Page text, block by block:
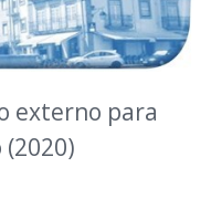
externo para